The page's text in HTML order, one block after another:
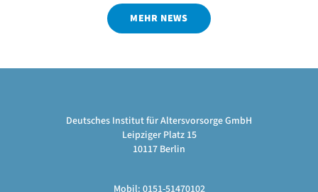
MEHR NEWS
Deutsches Institut für Altersvorsorge GmbH
Leipziger Platz 15
10117 Berlin